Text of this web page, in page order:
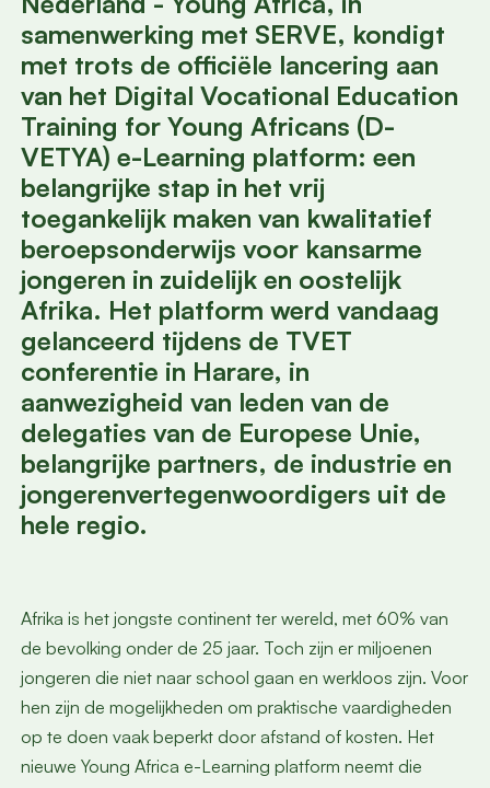
samenwerking met SERVE, kondigt
met trots de officiële lancering aan
van het Digital Vocational Education
Training for Young Africans (D-
VETYA) e-Learning platform: een
belangrijke stap in het vrij
toegankelijk maken van kwalitatief
beroepsonderwijs voor kansarme
jongeren in zuidelijk en oostelijk
Afrika. Het platform werd vandaag
gelanceerd tijdens de TVET
conferentie in Harare, in
aanwezigheid van leden van de
delegaties van de Europese Unie,
belangrijke partners, de industrie en
jongerenvertegenwoordigers uit de
hele regio.
Afrika is het jongste continent ter wereld, met 60% van
de bevolking onder de 25 jaar. Toch zijn er miljoenen
jongeren die niet naar school gaan en werkloos zijn. Voor
hen zijn de mogelijkheden om praktische vaardigheden
op te doen vaak beperkt door afstand of kosten. Het
nieuwe Young Africa e-Learning platform neemt die